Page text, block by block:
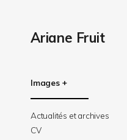
Ariane Fruit
Images
Actualités et archives
CV